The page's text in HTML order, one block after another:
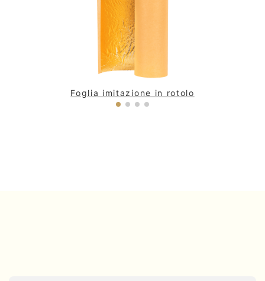
Foglia imitazione in rotolo